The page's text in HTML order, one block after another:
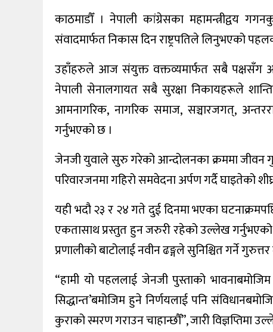
काठमाडौँ । नेपाली कांग्रेसका महामन्त्रीद्वय
संवादमार्फत निकास दिन राष्ट्रपतिले लिनुभएको
उहाँहरुले आज संयुक्त वक्तव्यमार्फत सबै पक्षसँग
नेपाली सेनालगायत सबै सुरक्षा निकायहरूले
आमनागरिक, नागरिक समाज, सञ्चारजगत्,
गर्नुभएको छ ।
जेनजी युवाले सुरु गरेको आन्दोलनका क्रममा जीवन
परिवारजनमा गहिरो समवेदना अर्पण गर्दै घाइतेको
यही भदौ २३ र २४ गते दुई दिनमा भएका
एकतासाथ प्रस्तुत हुन जरुरी रहेको उल्लेख
प्रणालीको बाटोलाई नवीन ढङ्गले सुनिश्चित गर्ने
“हामी यो पहललाई जेनजी पुस्ताको
सिद्धान्त’बमोजिम हुने निर्णयलाई पनि
कुराको स्मरण गराउन चाहान्छौँ”, जारी विज्ञप्तिमा